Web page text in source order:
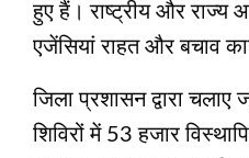
हुए हैं। राष्‍ट्रीय और राज्‍य
एजेंसियां राहत और बचाव
जिला प्रशासन द्वारा
शिविरों में 53 हजार